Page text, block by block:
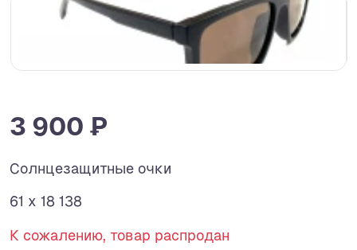
3 900 ₽
Солнцезащитные очки
61 x 18 138
К сожалению, товар распродан